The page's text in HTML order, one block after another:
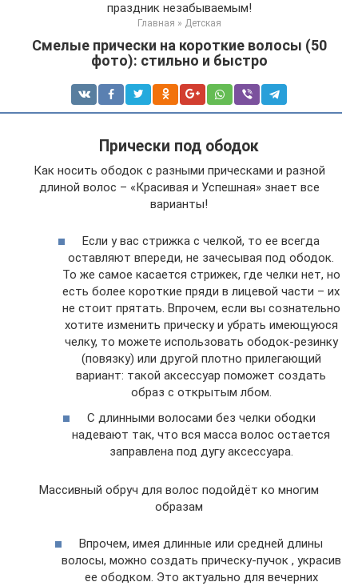
праздник незабываемым!
Главная » Детская
Смелые прически на короткие волосы (50
фото): стильно и быстро
Прически под ободок
Как носить ободок с разными прическами и разной
длиной волос – «Красивая и Успешная» знает все
варианты!
Если у вас стрижка с челкой, то ее всегда
оставляют впереди, не зачесывая под ободок.
То же самое касается стрижек, где челки нет, но
есть более короткие пряди в лицевой части – их
не стоит прятать. Впрочем, если вы сознательно
хотите изменить прическу и убрать имеющуюся
челку, то можете использовать ободок-резинку
(повязку) или другой плотно прилегающий
вариант: такой аксессуар поможет создать
образ с открытым лбом.
С длинными волосами без челки ободки
надевают так, что вся масса волос остается
заправлена под дугу аксессуара.
Массивный обруч для волос подойдёт ко многим
образам
Впрочем, имея длинные или средней длины
волосы, можно создать прическу-пучок , украсив
ее ободком. Это актуально для вечерних